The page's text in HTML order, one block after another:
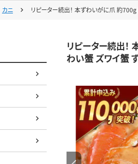
カニ リピーター続出！ 本ずわいがに爪 約
リピーター続出
わい蟹 ズワイ蟹